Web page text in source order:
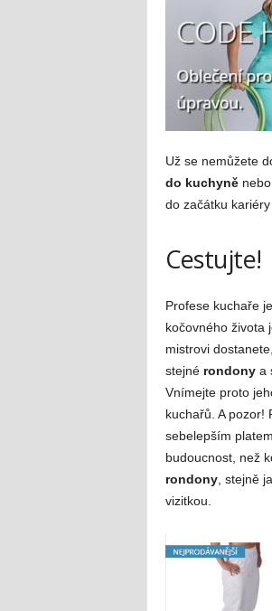
Už se nemůžete
do kuchyněnebo
do začátku
Cestujte!
Profese kuchaře
kočovného života
mistrovi
stejné rondonya
Vnímejte proto
kuchařů. A pozor!
sebelepším
budoucnost, než
rondony, stejně
vizitkou.